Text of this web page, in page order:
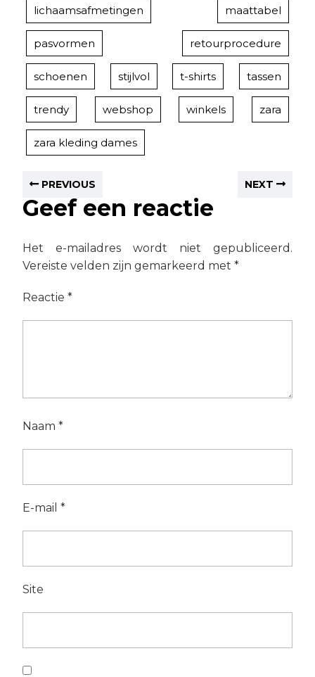
lichaamsafmetingen maattabel
pasvormen retourprocedure
schoenen stijlvol t-shirts tassen
trendy webshop winkels zara
zara kleding dames
PREVIOUS NEXT
Geef een reactie
Het e-mailadres wordt niet gepubliceerd.
Vereiste velden zijn gemarkeerd met *
Reactie *
Naam *
E-mail *
Site